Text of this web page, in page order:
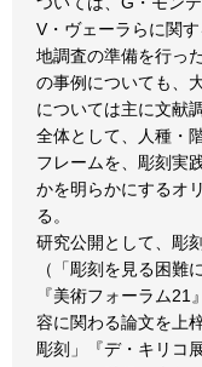
V・ヴェーラらに関
地調査の準備を行っ
の事例についても、
については主に文献
全体として、人種・
フレームを、彫刻実
かを明らかにするオ
る。
研究公開として、彫
（「彫刻を見る困難
『美術フォーラム
容に関わる論文を上
彫刻」『デ・キリコ